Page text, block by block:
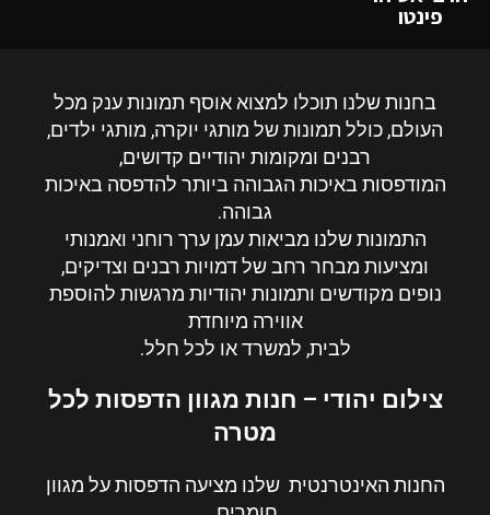
פינטו
בחנות שלנו תוכלו למצוא אוסף תמונות ענק מכל
העולם, כולל תמונות של מותגי יוקרה, מותגי ילדים,
רבנים ומקומות יהודיים קדושים,
המודפסות באיכות הגבוהה ביותר להדפסה באיכות
גבוהה.
התמונות שלנו מביאות עמן ערך רוחני ואמנותי
ומציעות מבחר רחב של דמויות רבנים וצדיקים,
נופים מקודשים ותמונות יהודיות מרגשות להוספת
אווירה מיוחדת
לבית, למשרד או לכל חלל.
צילום יהודי – חנות מגוון הדפסות לכל
מטרה
החנות האינטרנטית שלנו מציעה הדפסות על מגוון